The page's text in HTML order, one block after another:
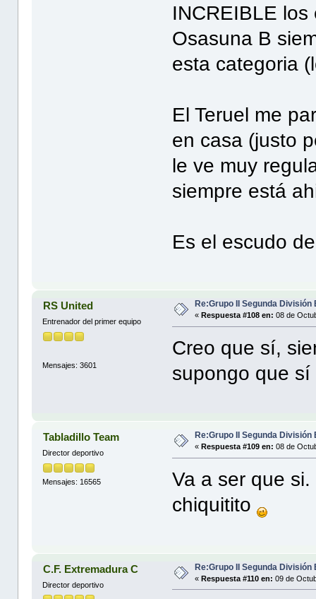
INCREIBLE
Osasuna B
esta categoria
El Teruel me
en casa (justo
le ve muy
siempre está
Es el escudo
RS United
Entrenador del primer equipo
Mensajes: 3601
Re:Grupo II Segunda División
« Respuesta #108 en: 08 de
Creo que sí,
supongo que sí
Tabladillo Team
Director deportivo
Mensajes: 16565
Re:Grupo II Segunda División
« Respuesta #109 en: 08 de
Va a ser que
chiquitito
C.F. Extremadura C
Director deportivo
Re:Grupo II Segunda División
«Respuesta #110 en: 09 de